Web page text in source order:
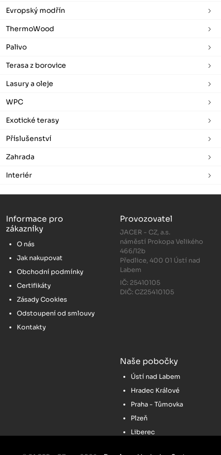
Evropský modřín
ThermoWood
Palivo
Terasa z borovice
Lasury a oleje
WPC
Exotické terasy
Příslušenství
Zahrada
Interiér
Informace pro
zákazníky
O nás
Jak nakupovat
Obchodní podmínky
Certifikáty
Zásady Cookies
Odstoupení od smlouvy
Kontakty
Provozovatel
JACER - CZ, a.s.
náměstí Prokopa Velikého
466/12b
Předlice, 400 01 Ústí nad
Labem
IČ: 25410105
DIČ: CZ25410105
Naše pobočky
Ústí nad Labem
Hradec Králové
Praha - Tůmovka
Plzeň
Liberec